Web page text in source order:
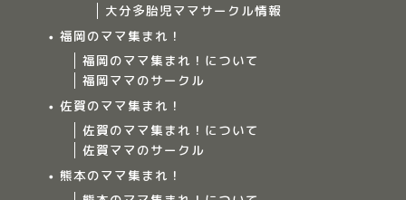
大分多胎児ママサークル情報
福岡のママ集まれ！
福岡のママ集まれ！について
福岡ママのサークル
佐賀のママ集まれ！
佐賀のママ集まれ！について
佐賀ママのサークル
熊本のママ集まれ！